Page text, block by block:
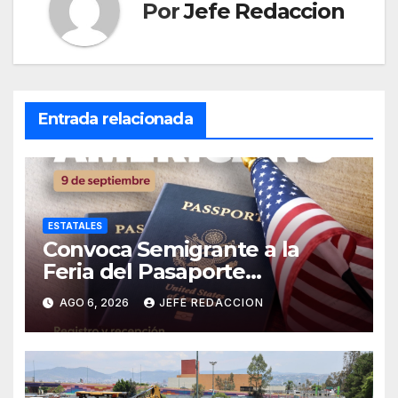
PorJefe Redaccion
Entrada relacionada
ESTATALES
Convoca Semigrante a la
Feria del Pasaporte
Estadounidense 2026
AGO 6, 2026 JEFE REDACCION